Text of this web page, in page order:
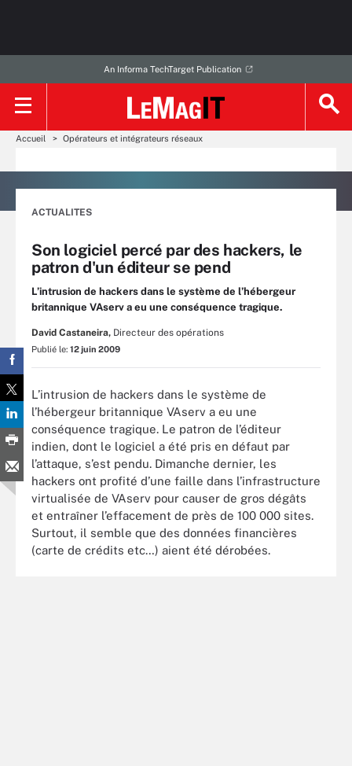
An Informa TechTarget Publication
Accueil Opérateurs et intégrateurs réseaux
ACTUALITES
Son logiciel percé par des hackers, le
patron d'un éditeur se pend
L’intrusion de hackers dans le système de l’hébergeur
britannique VAserv a eu une conséquence tragique.
David Castaneira, Directeur des opérations
Publié le: 12 juin 2009
L’intrusion de hackers dans le système de
l’hébergeur britannique VAserv a eu une
conséquence tragique. Le patron de l’éditeur
indien, dont le logiciel a été pris en défaut par
l’attaque, s’est pendu. Dimanche dernier, les
hackers ont profité d’une faille dans l’infrastructure
virtualisée de VAserv pour causer de gros dégâts
et entraîner l’effacement de près de 100 000 sites.
Surtout, il semble que des données financières
(carte de crédits etc…) aient été dérobées.